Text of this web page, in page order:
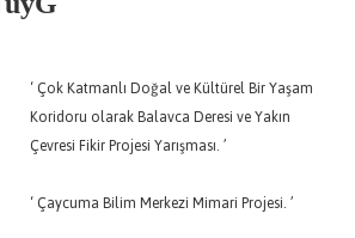
‘ Çok Katmanlı Doğal ve Kültürel Bir Yaşam
Koridoru olarak Balavca Deresi ve Yakın
Çevresi Fikir Projesi Yarışması. ’
‘ Çaycuma Bilim Merkezi Mimari Projesi. ’